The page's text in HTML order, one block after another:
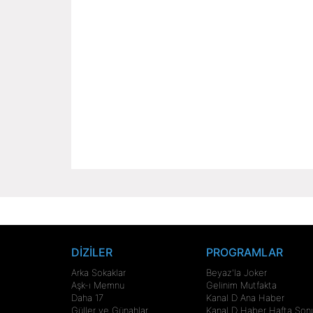
DİZİLER
Arka Sokaklar
Aşk-ı Memnu
Daha 17
Güller ve Günahlar
PROGRAMLAR
Beyaz'la Joker
Gelinim Mutfakta
Kanal D Ana Haber
Kanal D Haber Hafta